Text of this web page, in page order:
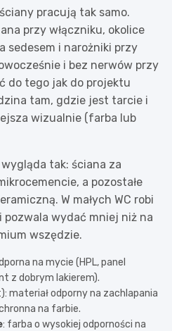
pracują tak samo.
przy włączniku, okolice
sedesem i narożniki przy
i bez nerwów przy
do tego jak do projektu
tam, gdzie jest tarcie i
wizualnie (farba lub
tak: ściana za
a pozostałe
W małych WC robi
pozwala wydać mniej niż na
wszędzie.
na mycie (HPL, panel
z dobrym lakierem).
materiał odporny na zachlapania
na farbie.
: farba o wysokiej odporności na